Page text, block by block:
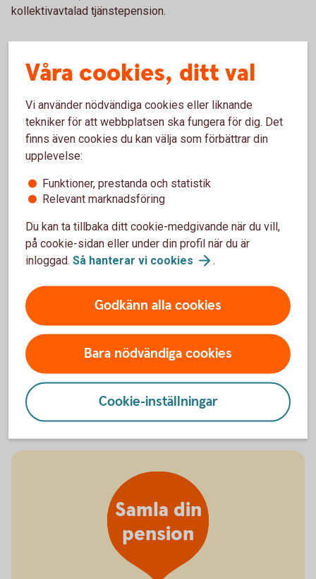
kollektivavtalad tjänstepension.
Vad händer efter flytten av
tjänstepensionen till oss?
När du flyttar din tjänstepension till oss, får du en
färdig lösning med fonder. Fondlösningen är skapad
pensionssparande och anpassar risknivån efter din
ålder – både inför och under pensionen. Ju närmare
pensionen du kommer, desto tryggare blir ditt
sparande.
Självklart kan du byta fonder om du vill. Det gör du
enkelt i appen, internetbanken eller portalen Mina
försäkringar. Läs mer om hur din pension placeras
Så placeras dintjänstepension
Samla din
pension
Våra cookies, ditt val
Vi använder nödvändiga cookies eller liknande
tekniker för att webbplatsen ska fungera för dig. Det
finns även cookies du kan välja som förbättrar din
upplevelse:
Funktioner, prestanda och statistik
Relevant marknadsföring
Du kan ta tillbaka ditt cookie-medgivande när du vill,
på cookie-sidan eller under din profil när du är
inloggad. Så hanterar vi cookies .
Godkänn alla cookies
Bara nödvändiga cookies
Cookie-inställningar